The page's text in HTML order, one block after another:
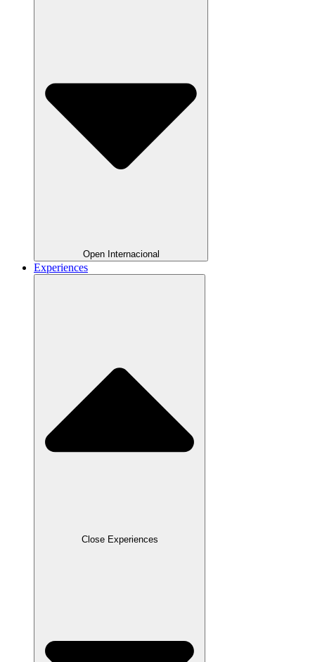
Open Internacional
Experiences
Close Experiences